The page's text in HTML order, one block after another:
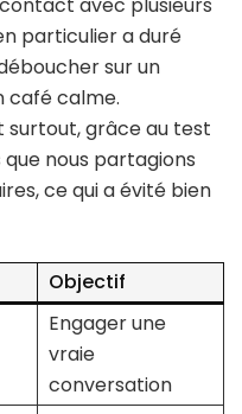
avec plusieurs
particulier a duré
sur un
café calme.
surtout, grâce au test
nous partagions
ce qui a évité bien
Objectif
Engager une
vraie
conversation